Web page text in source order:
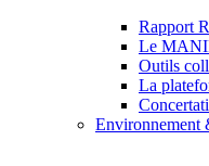
Rapport
Le
Outils
La
Environnement